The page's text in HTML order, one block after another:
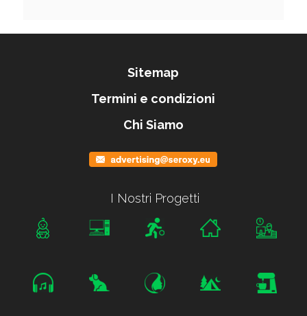
Sitemap
Termini e condizioni
Chi Siamo
I Nostri Progetti